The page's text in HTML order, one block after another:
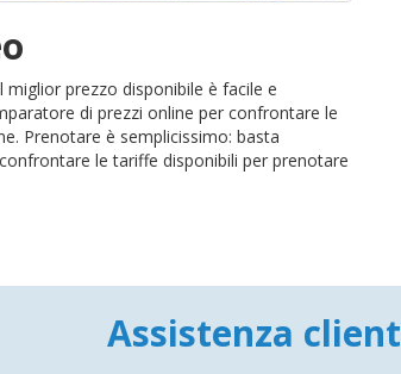
miglior prezzo disponibile è facile e
di prezzi online per confrontare le
Prenotare è semplicissimo: basta
le tariffe disponibili per prenotare
Assistenza